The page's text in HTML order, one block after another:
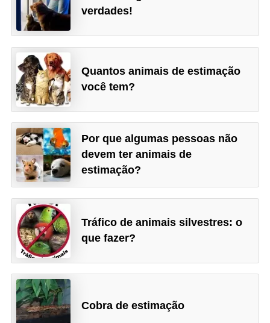
verdades!
Quantos animais de estimação
você tem?
Por que algumas pessoas não
devem ter animais de
estimação?
Tráfico de animais silvestres: o
que fazer?
Cobra de estimação
s
P
r
o
d
u
t
o
s
p
a
r
a
a
n
i
m